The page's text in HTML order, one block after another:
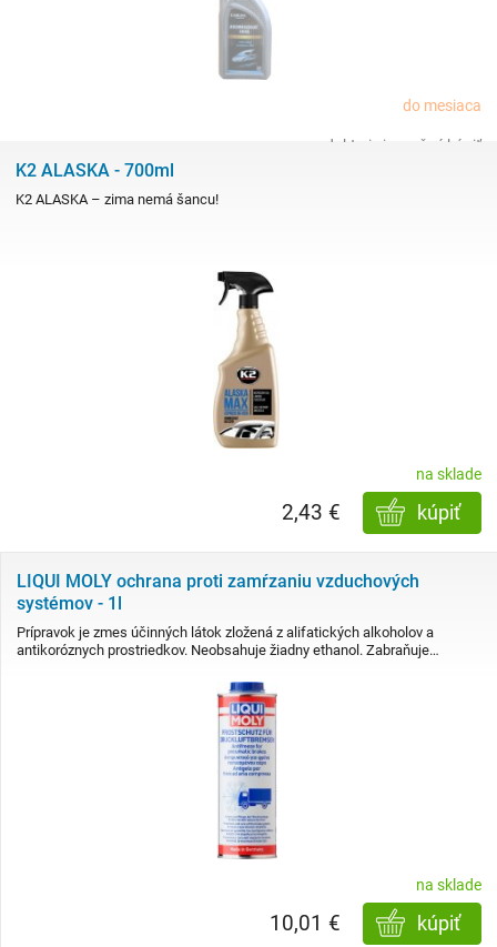
do mesiaca
produkt nie je možné kúpiť
K2 ALASKA - 700ml
K2 ALASKA – zima nemá šancu!
na sklade
kúpiť
2,43 €
LIQUI MOLY ochrana proti zamŕzaniu vzduchových
systémov - 1l
Prípravok je zmes účinných látok zložená z alifatických alkoholov a
antikoróznych prostriedkov. Neobsahuje žiadny ethanol. Zabraňuje…
na sklade
kúpiť
10,01 €